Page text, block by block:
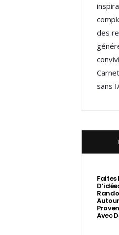
des
sans
Faites
Avec